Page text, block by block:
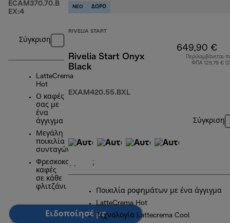
ECAM370.70.B
EX:4
Σύγκριση
LatteCrema
Hot
Ο καφές
σας με
ένα
άγγιγμα
Μεγάλη
ποικιλία
συνταγών
Φρεσκοκομμένος
καφές
σε κάθε
φλιτζάνι
Ειδοποίησέ με
NEO ΔΩΡΟ
RIVELIA START
Rivelia Start Onyx
Black
EXAM420.55.BXL
649,90 €
Περιλαμβάνεται
ΦΠΑ 125,79 €
Σύγκριση
Ποικιλία ροφημάτων με ένα άγγιγμα
LatteCrema Hot
Τεχνολογία Lattecrema Cool